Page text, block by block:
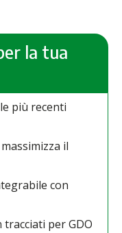
la tua
più recenti
il
con
per GDO